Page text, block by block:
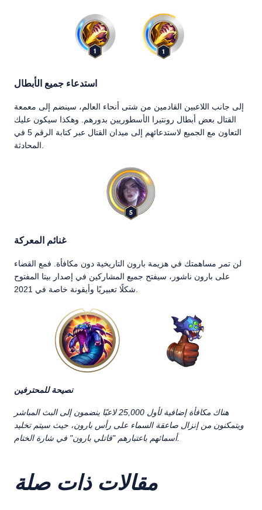
استدعاء جميع الأبطال
إلى جانب اللاعبين القادمين من شتى أنحاء العالم، سينضم إلى معمعة
القتال بعض أبطال رونتيرا الأسطوريين بدورهم. وهكذا سيكون عليك
التعاون مع الجميع لاستدعائهم إلى ميدان القتال عبر كتابة الرقم 5 في
غنائم المعركة
لن تمر مساهمتك في هزيمة بارون التاريخية دون مكافأة. فمع القضاء
على بارون ناشور، سيفتح جميع المشاركين في إصدار بيتا المفتوح
نصيحة للمحترفين
هناك مكافأة إضافية لأول 25,000 لاعبًا ينضمون إلى البث المباشر
ويتمكنون من إنزال صاعقة السماء على رأس بارون، حيث سيتم تخليد
أسمائهم باعتبارهم "قاتلي بارون" في شارة الختام.
مقالات ذات صلة